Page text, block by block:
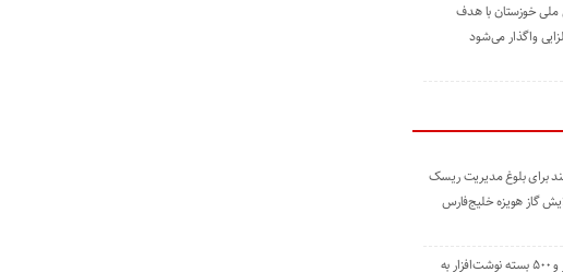
ملی خوزستان با هدف
واگذار می‌شود
برای بلوغ مدیریت ریسک
گاز هویزه خلیج‌فارس
۲ هزار و ۵۰۰ بسته نوشت‌افزار به